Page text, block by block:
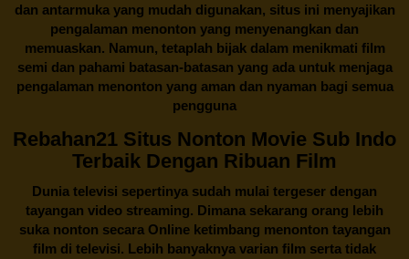
dan antarmuka yang mudah digunakan, situs ini menyajikan
pengalaman menonton yang menyenangkan dan
memuaskan. Namun, tetaplah bijak dalam menikmati film
semi dan pahami batasan-batasan yang ada untuk menjaga
pengalaman menonton yang aman dan nyaman bagi semua
pengguna
Rebahan21 Situs Nonton Movie Sub Indo
Terbaik Dengan Ribuan Film
Dunia televisi sepertinya sudah mulai tergeser dengan
tayangan video streaming. Dimana sekarang orang lebih
suka nonton secara Online ketimbang menonton tayangan
film di televisi. Lebih banyaknya varian film serta tidak